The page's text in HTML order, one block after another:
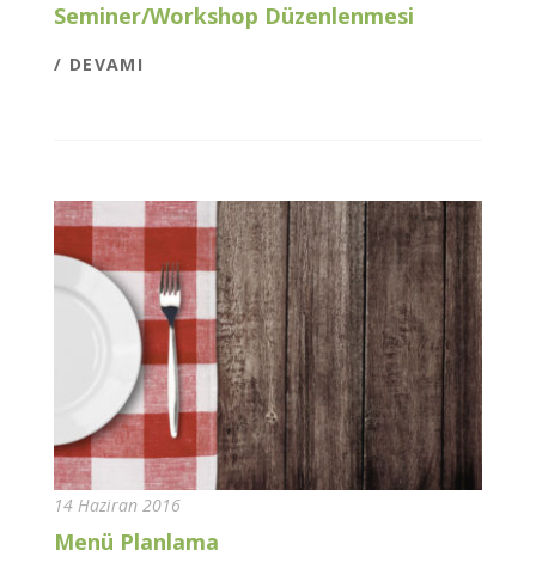
Seminer/Workshop Düzenlenmesi
/ DEVAMI
14 Haziran 2016
Menü Planlama